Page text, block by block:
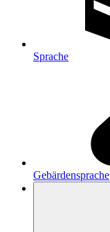
Sprache
Gebärdensprache